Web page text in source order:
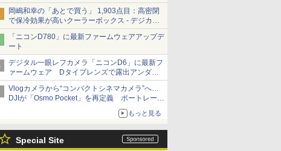
岡嶋和幸の「あとで買う」 1,903点目：高密閉
で保冷効果が高いクーラーボックス - デジカメ
Watch
「ニコンD780」に最新ファームウェアアップデ
ート
デジタル一眼レフカメラ「ニコンD6」に最新フ
ァームウェア Dタイプレンズで露出アンダー
になる現象の修正など
Vlogカメラから“コンパクトシネマカメラ”へ…
DJIが「Osmo Pocket」を再定義 ポートレート
もっと見る
Special Site